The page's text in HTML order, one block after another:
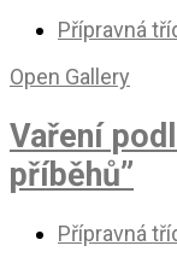
Přípravná
Open Gallery
Vaření
příběhů”
Přípravná